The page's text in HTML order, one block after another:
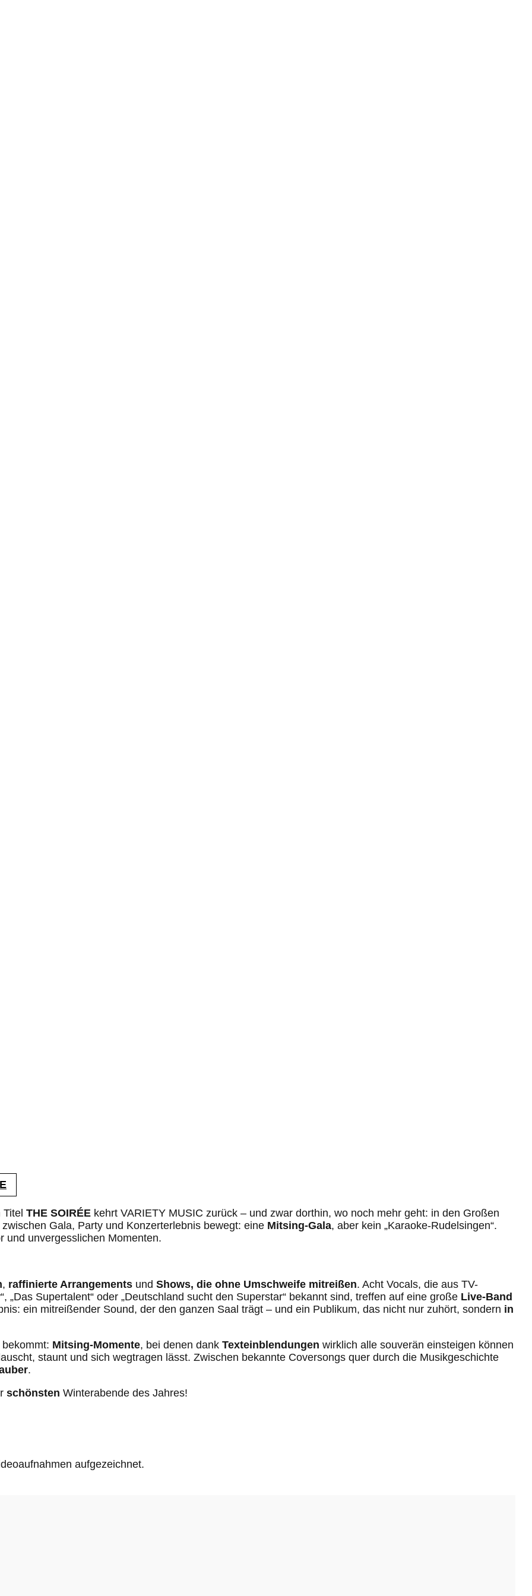
THE SOIRÉE kehrt VARIETY MUSIC zurück – und zwar dorthin, wo noch mehr geht: in den Großen
Gala, Party und Konzerterlebnis bewegt: eine Mitsing-Gala, aber kein „Karaoke-Rudelsingen“.
und unvergesslichen Momenten.
, raffinierte Arrangements und Shows, die ohne Umschweife mitreißen. Acht Vocals, die aus TV-
„Das Supertalent“ oder „Deutschland sucht den Superstar“ bekannt sind, treffen auf eine große Live-Band
ein mitreißender Sound, der den ganzen Saal trägt – und ein Publikum, das nicht nur zuhört, sondern in
Mitsing-Momente, bei denen dank Texteinblendungen wirklich alle souverän einsteigen können
staunt und sich wegtragen lässt. Zwischen bekannte Coversongs quer durch die Musikgeschichte
.
schönsten Winterabende des Jahres!
aufgezeichnet.